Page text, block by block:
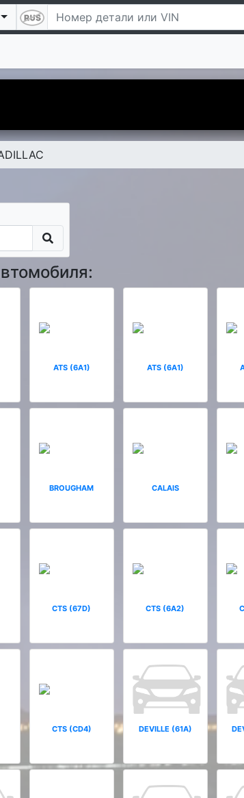
Вам понравится. А чтобы наше
ATS (6A1) ATS (6A1)
BROUGHAM CALAIS
CTS (67D) CTS (6A2)
CTS (CD4) DEVILLE (61A)